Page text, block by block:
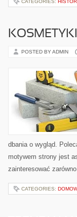
CATEGORIES:
POSTED BY ADMIN
dbania o wygląd.
motywem strony jest
zainteresować
CATEGORIES: